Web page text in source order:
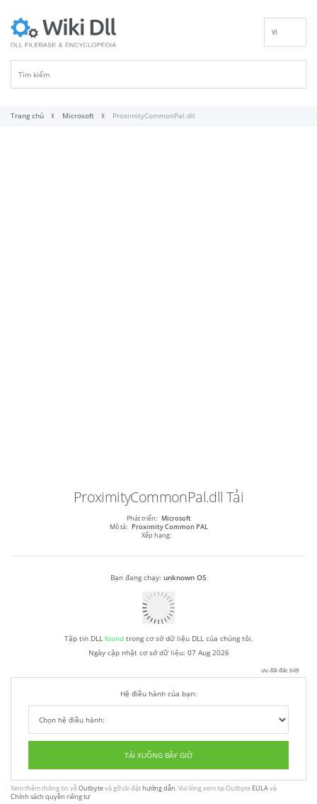
VI
Trang chủ Microsoft ProximityCommonPal.dll
ProximityCommonPal.dll Tải
Phát triển: Microsoft
Mô tả: Proximity Common PAL
Xếp hạng:
Bạn đang chạy: unknown OS
Tập tin DLL foundtrong cơ sở dữ liệu DLL của chúng tôi.
Ngày cập nhật cơ sở dữ liệu: 07 Aug 2026
ưu đãi đặc biệt
Hệ điều hành của bạn:
TẢI XUỐNG BÂY GIỜ
Xem thêm thông tin vềOutbytevà gỡ cài đặthướng dẫn. Vui lòng xem tại Outbyte EULAvà
Chính sách quyền riêng tư